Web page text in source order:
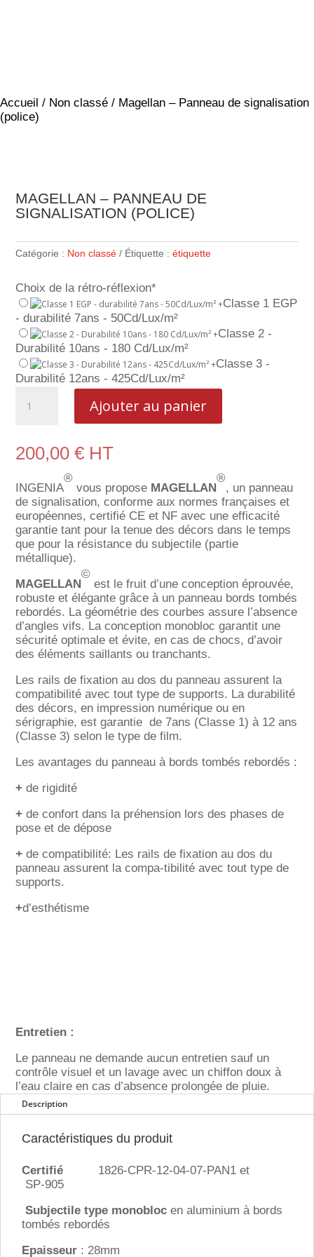
Accueil / Non classé / Magellan – Panneau de signalisation
(police)
MAGELLAN – PANNEAU DE
SIGNALISATION (POLICE)
Catégorie : Non classé Étiquette :étiquette
Choix de la rétro-réflexion*
+Classe 1 EGP
- durabilité 7ans - 50Cd/Lux/m²
+Classe 2 -
Durabilité 10ans - 180 Cd/Lux/m²
+Classe 3 -
Durabilité 12ans - 425Cd/Lux/m²
de
Panneau
de
signalisation
(police)
Ajouter au panier
200,00€ HT
INGENIA
®
vous propose MAGELLAN
®
, un panneau
de signalisation, conforme aux normes françaises et
européennes, certifié CE et NF avec une efficacité
garantie tant pour la tenue des décors dans le temps
que pour la résistance du subjectile (partie
métallique).
MAGELLAN
©
est le fruit d’une conception éprouvée,
robuste et élégante grâce à un panneau bords tombés
rebordés. La géométrie des courbes assure l’absence
d’angles vifs. La conception monobloc garantit une
sécurité optimale et évite, en cas de chocs, d’avoir
des éléments saillants ou tranchants.
Les rails de fixation au dos du panneau assurent la
compatibilité avec tout type de supports. La durabilité
des décors, en impression numérique ou en
sérigraphie, est garantie de 7ans (Classe 1) à 12 ans
(Classe 3) selon le type de film.
Les avantages du panneau à bords tombés rebordés :
+ de rigidité
+ de confort dans la préhension lors des phases de
pose et de dépose
+ de compatibilité: Les rails de fixation au dos du
panneau assurent la compa-tibilité avec tout type de
supports.
+d’esthétisme
Entretien :
Le panneau ne demande aucun entretien sauf un
contrôle visuel et un lavage avec un chiffon doux à
l’eau claire en cas d’absence prolongée de pluie.
Description
Caractéristiques du produit
Certifié
1826-CPR-12-04-07-PAN1 et
SP-905
Subjectile type monobloc en aluminium à bords
tombés rebordés
Epaisseur : 28mm